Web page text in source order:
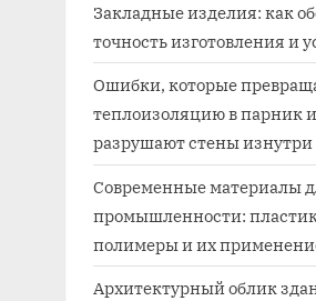
Закладные изделия: как
точность изготовления и
Ошибки, которые
теплоизоляцию в парник и
разрушают стены изнутри
Современные материалы
промышленности:
полимеры и их
Архитектурный облик